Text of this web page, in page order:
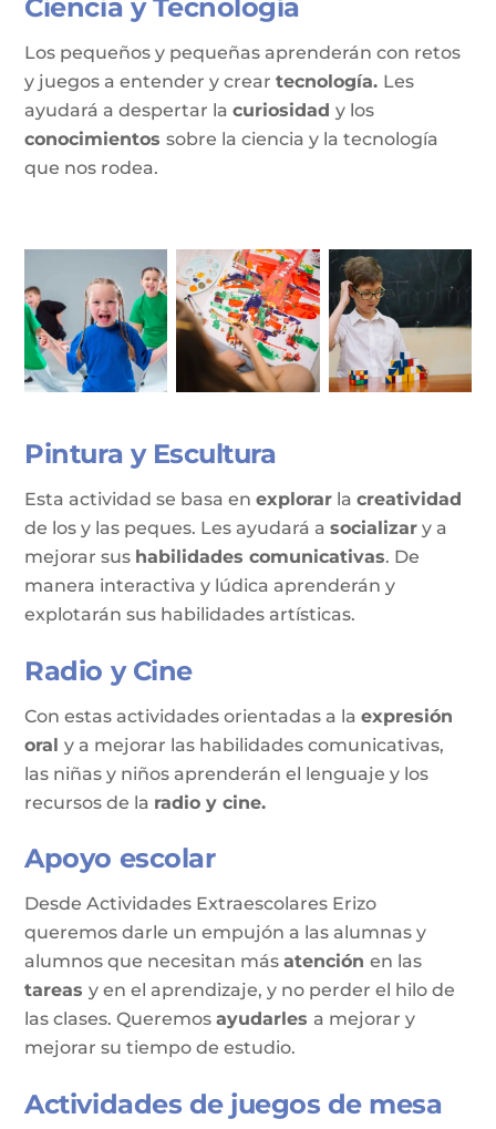
Ciencia y Tecnología
Los pequeños y pequeñas aprenderán con retos
y juegos a entender y creartecnología. Les
ayudará a despertar lacuriosidady los
conocimientossobre la ciencia y la tecnología
que nos rodea.
Pintura y Escultura
Esta actividad se basa enexplorar lacreatividad
de los y las peques. Les ayudará asocializar y a
mejorar sus habilidades comunicativas. De
manera interactiva y lúdica aprenderán y
explotarán sus habilidades artísticas.
Radio y Cine
Con estas actividades orientadas a laexpresión
oraly a mejorar las habilidades comunicativas,
las niñas y niños aprenderán el lenguaje y los
recursos de la radio y cine.
Apoyo escolar
Desde Actividades Extraescolares Erizo
queremos darle un empujón a las alumnas y
alumnos que necesitan másatenciónen las
tareasy en el aprendizaje, y no perder el hilo de
las clases. Queremosayudarlesa mejorar y
mejorar su tiempo de estudio.
Actividades de juegos de mesa